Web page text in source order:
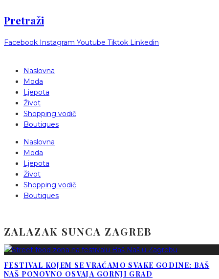
Pretraži
Facebook Instagram Youtube Tiktok Linkedin
Naslovna
Moda
Ljepota
Život
Shopping vodič
Boutiques
Naslovna
Moda
Ljepota
Život
Shopping vodič
Boutiques
ZALAZAK SUNCA ZAGREB
FESTIVAL KOJEM SE VRAĆAMO SVAKE GODINE: BAŠ
NAŠ PONOVNO OSVAJA GORNJI GRAD